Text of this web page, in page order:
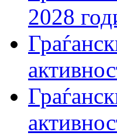
2028